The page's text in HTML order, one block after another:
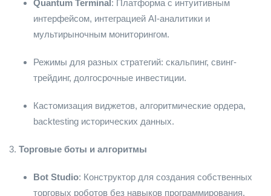
Quantum Terminal: Платформа с интуитивным
интерфейсом, интеграцией AI-аналитики и
мультирыночным мониторингом.
Режимы для разных стратегий: скальпинг, свинг-
трейдинг, долгосрочные инвестиции.
Кастомизация виджетов, алгоритмические ордера,
backtesting исторических данных.
3. Торговые боты и алгоритмы
Bot Studio: Конструктор для создания собственных
торговых роботов без навыков программирования.